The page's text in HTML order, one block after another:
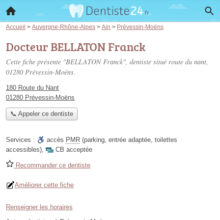
Accueil > Auvergne-Rhône-Alpes > Ain > Prévessin-Moëns
Docteur BELLATON Franck
Cette fiche présente "BELLATON Franck", dentiste situé route du nant,
01280 Prévessin-Moëns.
180 Route du Nant
01280 Prévessin-Moëns
📞 Appeler ce dentiste
Services : accès PMR (parking, entrée adaptée, toilettes
accessibles), CB acceptée
Recommander ce dentiste
Améliorer cette fiche
Renseigner les horaires